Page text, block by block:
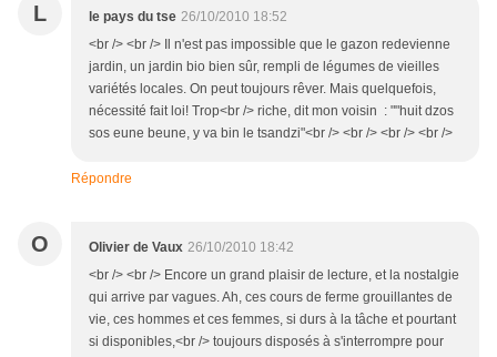
L le pays du tse 26/10/2010 18:52
<br /> <br /> Il n'est pas impossible que le gazon redevienne
jardin, un jardin bio bien sûr, rempli de légumes de vieilles
variétés locales. On peut toujours rêver. Mais quelquefois,
nécessité fait loi! Trop<br /> riche, dit mon voisin : ""huit dzos
sos eune beune, y va bin le tsandzi"<br /> <br /> <br /> <br />
Répondre
O Olivier de Vaux 26/10/2010 18:42
<br /> <br /> Encore un grand plaisir de lecture, et la nostalgie
qui arrive par vagues. Ah, ces cours de ferme grouillantes de
vie, ces hommes et ces femmes, si durs à la tâche et pourtant
si disponibles,<br /> toujours disposés à s'interrompre pour